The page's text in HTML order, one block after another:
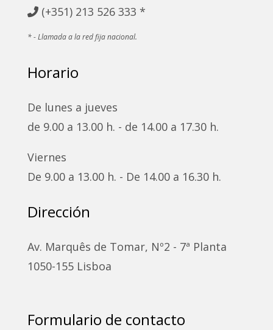
(+351) 213 526 333 *
* - Llamada a la red fija nacional.
Horario
De lunes a jueves
de 9.00 a 13.00 h. - de 14.00 a 17.30 h.
Viernes
De 9.00 a 13.00 h. - De 14.00 a 16.30 h.
Dirección
Av. Marquês de Tomar, Nº2 - 7ª Planta
1050-155 Lisboa
Formulario de contacto